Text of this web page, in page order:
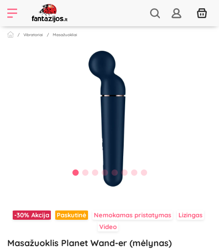
Vibratoriai Masažuokliai
-30% Akcija Paskutinė Nemokamas pristatymas
Lizingas
Video
Masažuoklis Planet Wand-er (mėlynas)